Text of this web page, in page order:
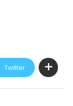
Twitter